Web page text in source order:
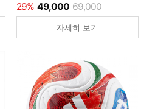
29% 49,000 69,000
자세히 보기